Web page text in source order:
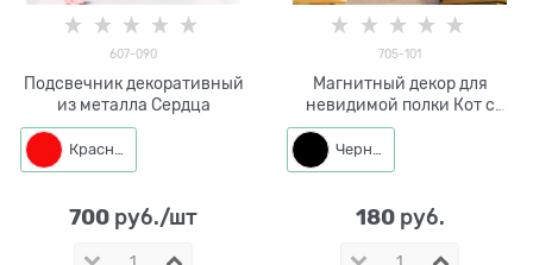
607-090
Подсвечник декоративный
из металла Сердца
Красный
700 руб./шт
705-101
Магнитный декор для
невидимой полки Кот с
бабочкой
Черный
180 руб.